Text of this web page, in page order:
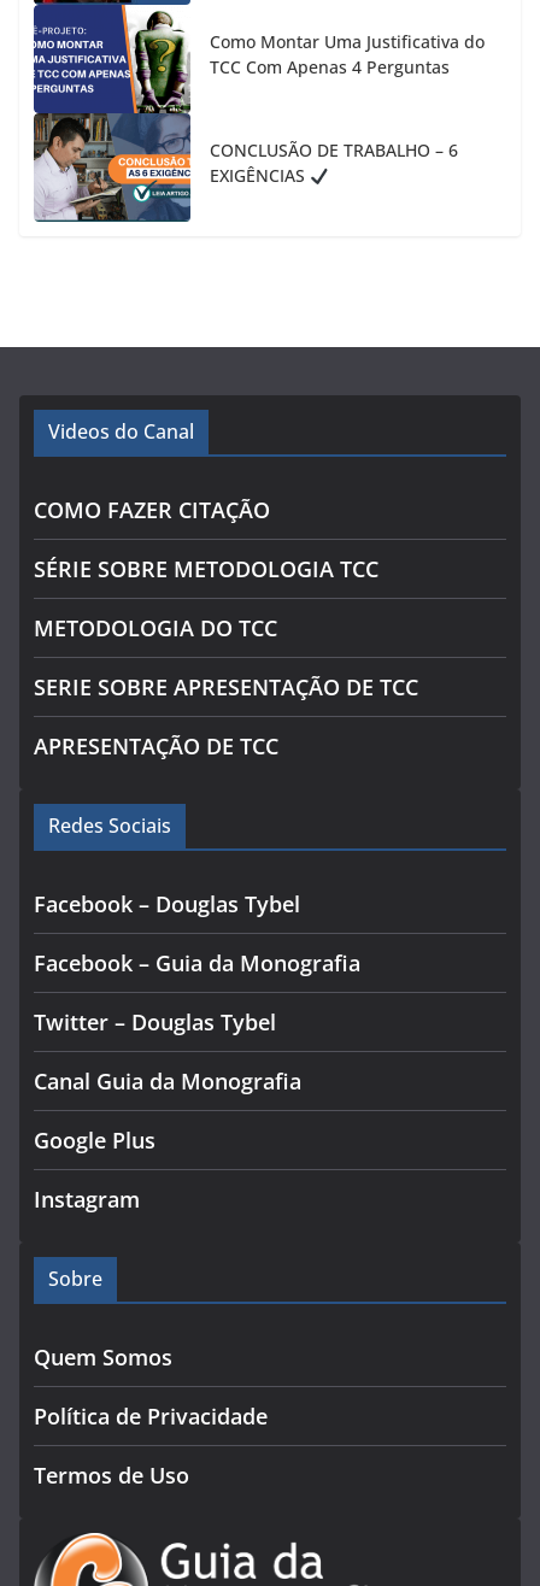
Como Montar Uma Justificativa do
TCC Com Apenas 4 Perguntas
CONCLUSÃO DE TRABALHO – 6
EXIGÊNCIAS
Videos do Canal
COMO FAZER CITAÇÃO
SÉRIE SOBRE METODOLOGIA TCC
METODOLOGIA DO TCC
SERIE SOBRE APRESENTAÇÃO DE TCC
APRESENTAÇÃO DE TCC
Redes Sociais
Facebook – Douglas Tybel
Facebook – Guia da Monografia
Twitter – Douglas Tybel
Canal Guia da Monografia
Google Plus
Instagram
Sobre
Quem Somos
Política de Privacidade
Termos de Uso